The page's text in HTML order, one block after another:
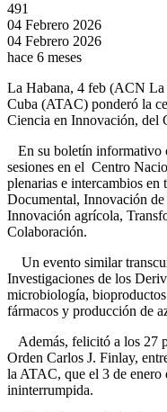
491
04 Febrero 2026
04 Febrero 2026
hace 6 meses
La Habana, 4 feb (ACN
Cuba (ATAC) ponderó la
Ciencia en Innovación,
En su boletín informativo
sesiones en el Centro
plenarias e intercambios
Documental, Innovación
Innovación agrícola,
Colaboración.
Un evento similar
Investigaciones de los
microbiología,
fármacos y producción de
Además, felicitó a los 27
Orden Carlos J. Finlay,
la ATAC, que el 3 de enero
ininterrumpida.